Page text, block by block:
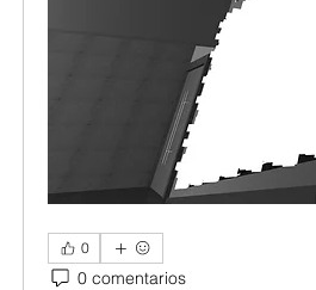
0
0 comentarios